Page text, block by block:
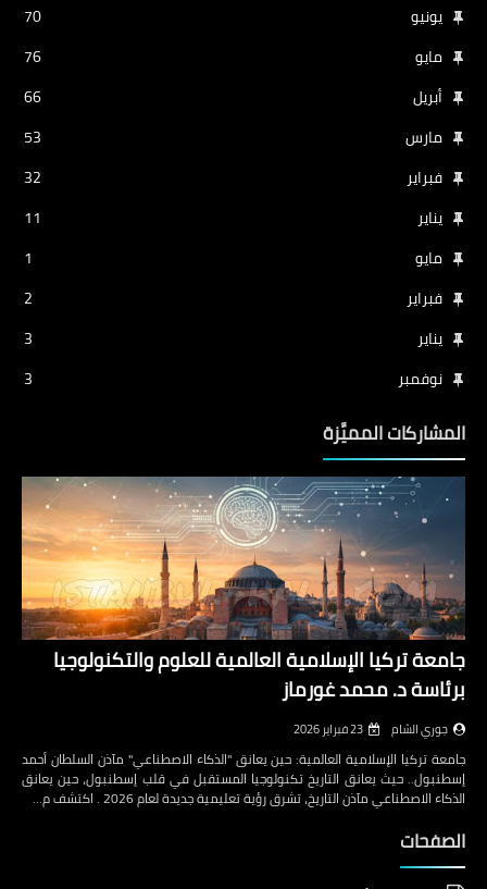
يونيو
70
مايو
76
أبريل
66
مارس
53
فبراير
32
يناير
11
مايو
1
فبراير
2
يناير
3
نوفمبر
3
المشاركات المميَّزة
جامعة تركيا الإسلامية العالمية للعلوم والتكنولوجيا
برئاسة د. محمد غورماز
جوري الشام 23 فبراير 2026
جامعة تركيا الإسلامية العالمية: حين يعانق "الذكاء الاصطناعي" مآذن السلطان أحمد
إسطنبول.. حيث يعانق التاريخ تكنولوجيا المستقبل في قلب إسطنبول، حين يعانق
الذكاء الاصطناعي مآذن التاريخ، تشرق رؤية تعليمية جديدة لعام 2026 . اكتشف م…
الصفحات